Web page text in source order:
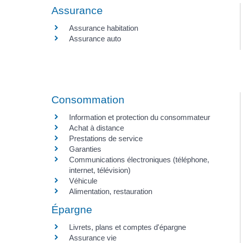
Assurance
Assurance habitation
Assurance auto
Consommation
Information et protection du consommateur
Achat à distance
Prestations de service
Garanties
Communications électroniques (téléphone,
internet, télévision)
Véhicule
Alimentation, restauration
Épargne
Livrets, plans et comptes d'épargne
Assurance vie